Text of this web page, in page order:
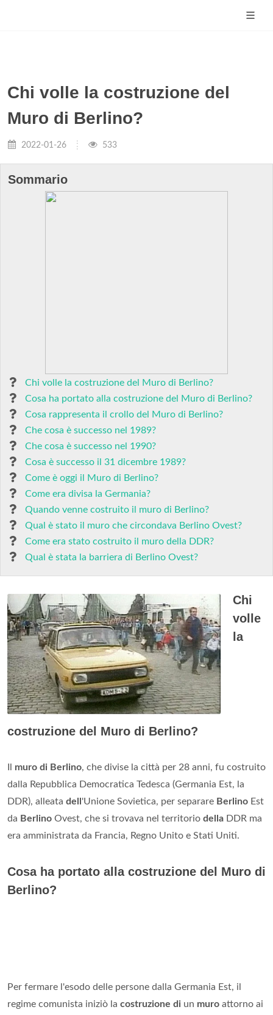
Chi volle la costruzione del
Muro di Berlino?
2022-01-26 533
Sommario
Chi volle la costruzione del Muro di Berlino?
Cosa ha portato alla costruzione del Muro di Berlino?
Cosa rappresenta il crollo del Muro di Berlino?
Che cosa è successo nel 1989?
Che cosa è successo nel 1990?
Cosa è successo il 31 dicembre 1989?
Come è oggi il Muro di Berlino?
Come era divisa la Germania?
Quando venne costruito il muro di Berlino?
Qual è stato il muro che circondava Berlino Ovest?
Come era stato costruito il muro della DDR?
Qual è stata la barriera di Berlino Ovest?
Chi
volle
la
costruzione del Muro di Berlino?
muro di Berlino, che divise la città per 28 anni, fu costruito
dalla Repubblica Democratica Tedesca (Germania Est, la
DDR), alleata dell 'Unione Sovietica, per separare Berlino Est
da Berlino Ovest, che si trovava nel territorio della DDR ma
era amministrata da Francia, Regno Unito e Stati Uniti.
Cosa ha portato alla costruzione del Muro di
Berlino?
Per fermare l'esodo delle persone dalla Germania Est, il
regime comunista iniziò la costruzione di un muro attorno ai